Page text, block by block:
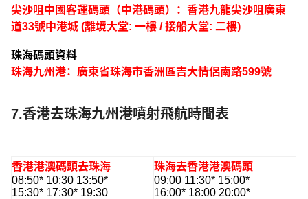
尖沙咀中國客運碼頭（中港碼頭）：香港九龍尖沙咀廣東
道33號中港城 (離境大堂: 一樓 / 接船大堂: 二樓)
珠海碼頭資料
珠海九州港：廣東省珠海市香洲區吉大情侶南路599號
7.香港去珠海九州港噴射飛航時間表
香港港澳碼頭去珠海
珠海去香港港澳碼頭
08:50* 10:30 13:50*
15:30* 17:30* 19:30
09:00 11:30* 15:00*
16:00* 18:00 20:00*